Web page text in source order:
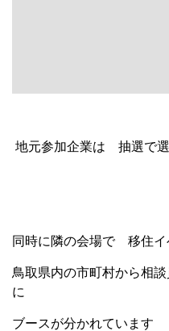
地元参加企業は 抽選で
同時に隣の会場で 移住イ
鳥取県内の市町村から相
に
ブースが分かれています